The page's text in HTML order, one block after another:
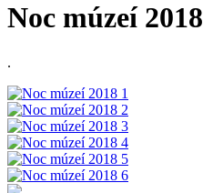
Noc múzeí 2018
.